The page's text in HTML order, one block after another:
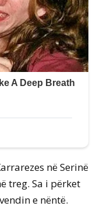
në Serinë
treg. Sa i përket
e nëntë.